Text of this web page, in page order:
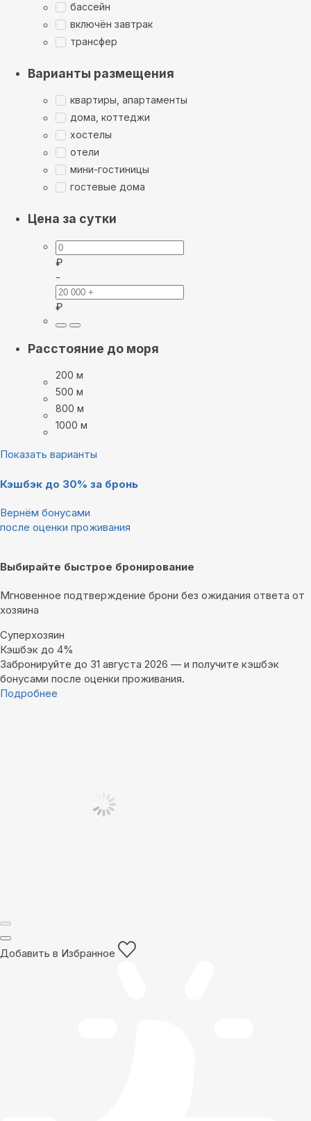
бассейн
включён завтрак
трансфер
Варианты размещения
квартиры, апартаменты
дома, коттеджи
хостелы
отели
мини-гостиницы
гостевые дома
Цена за сутки
₽
-
₽
Расстояние до моря
200 м
500 м
800 м
1000 м
Показать варианты
Кэшбэк до 30% за бронь
Вернём бонусами
после оценки проживания
Выбирайте быстрое бронирование
Мгновенное подтверждение брони без ожидания ответа от
хозяина
Суперхозяин
Кэшбэк до 4%
Забронируйте до 31 августа 2026 — и получите кэшбэк
бонусами после оценки проживания.
Подробнее
Добавить в Избранное